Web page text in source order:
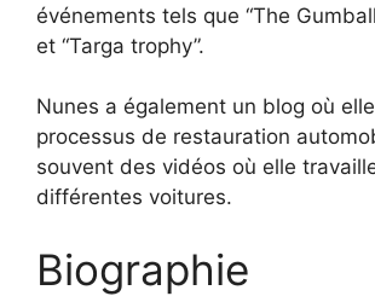
événements tels que “The
et “Targa trophy”.
Nunes a également un blog où
processus de restauration
souvent des vidéos où elle
différentes voitures.
Biographie